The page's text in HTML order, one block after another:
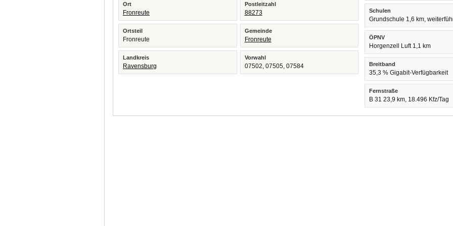
Ort
Fronreute
Postleitzahl
88273
Ortsteil
Fronreute
Gemeinde
Fronreute
Landkreis
Ravensburg
Vorwahl
07502, 07505, 07584
Schulen
Grundschule 1,6 km,
ÖPNV
Horgenzell Luft 1,1 km
Breitband
35,3 % Gigabit-Verfügbarkeit
Fernstraße
B 31 23,9 km, 18.496 Kfz/Tag